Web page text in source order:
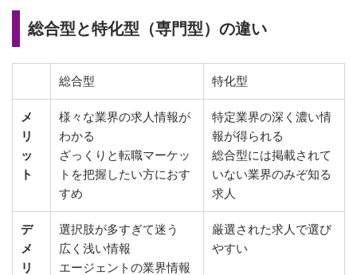
総合型と特化型（専門型）の違い
総合型 特化型
メ
リ
ッ
ト
様々な業界の求人情報が
わかる
ざっくりと転職マーケッ
トを把握したい方におす
すめ
特定業界の深く濃い情
報が得られる
総合型には掲載されて
いない業界のみぞ知る
求人
デ
メ
リ
選択肢が多すぎて迷う
広く浅い情報
エージェントの業界情報
厳選された求人で選び
やすい